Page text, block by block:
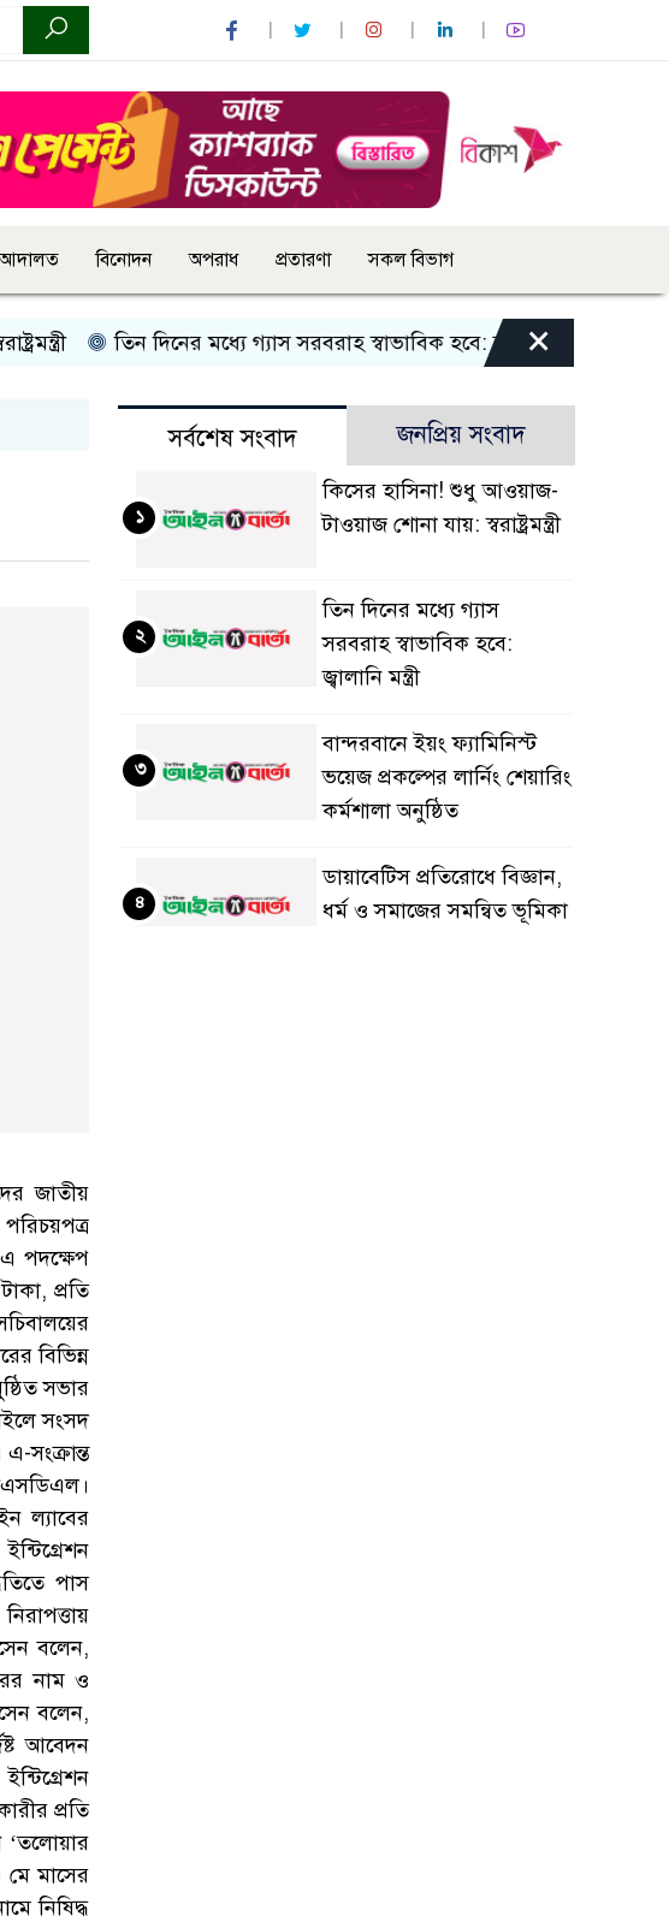
বিনোদন অপরাধ প্রতারণা সকল বিভাগ
তিন দিনের মধ্যে গ্যাস সরবরাহ স্বাভাবিক হবে: জ্বালানি মন্ত্রী
×
জাতীয়
পদক্ষেপ
প্রতি
বিভিন্ন
সভার
সংসদ
সংক্রান্ত
ল্যাবের
পাস
বলেন,
নাম ও
বলেন,
আবেদন
প্রতি
‘তলোয়ার
মাসের
নিষিদ্ধ
সর্বশেষ সংবাদ জনপ্রিয় সংবাদ
কিসের হাসিনা! শুধু আওয়াজ-
টাওয়াজ শোনা যায়: স্বরাষ্ট্রমন্ত্রী
১
তিন দিনের মধ্যে গ্যাস
সরবরাহ স্বাভাবিক হবে:
জ্বালানি মন্ত্রী
২
বান্দরবানে ইয়ং ফ্যামিনিস্ট
ভয়েজ প্রকল্পের লার্নিং শেয়ারিং
কর্মশালা অনুষ্ঠিত
৩
ডায়াবেটিস প্রতিরোধে বিজ্ঞান,
ধর্ম ও সমাজের সমন্বিত ভূমিকা
৪